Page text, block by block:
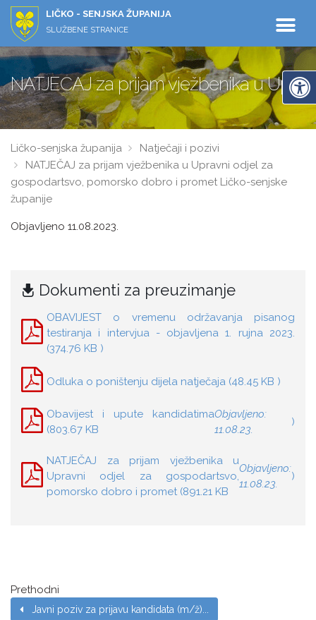
LIČKO - SENJSKA ŽUPANIJA
SLUŽBENE STRANICE
NATJEČAJ za prijam vježbenika u
Ličko-senjska županija
Natječaji i pozivi
NATJEČAJ za prijam vježbenika u Upravni odjel za
gospodartsvo, pomorsko dobro i promet Ličko-senjske
županije
Objavljeno 11.08.2023.
Dokumenti za preuzimanje
OBAVIJEST o vremenu održavanja pisanog
testiranja i intervjua - objavljena 1. rujna 2023.
(374.76 KB )
Odluka o poništenju dijela natječaja (48.45 KB )
Obavijest i upute kandidatima
(803.67 KB
Objavljeno:
11.08.23.
)
NATJEČAJ za prijam vježbenika u
Upravni odjel za gospodartsvo,
pomorsko dobro i promet (891.21 KB
Objavljeno:
11.08.23.
)
Prethodni
Javni poziv za prijavu kandidata (m/ž)...